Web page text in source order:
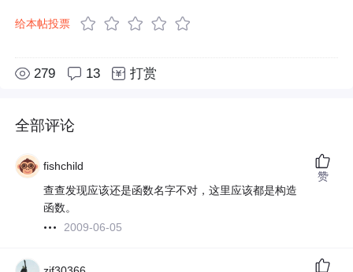
给本帖投票
279 13 打赏
全部评论
fishchild
查查发现应该还是函数名字不对，这里应该都是构造
函数。
2009-06-05
赞